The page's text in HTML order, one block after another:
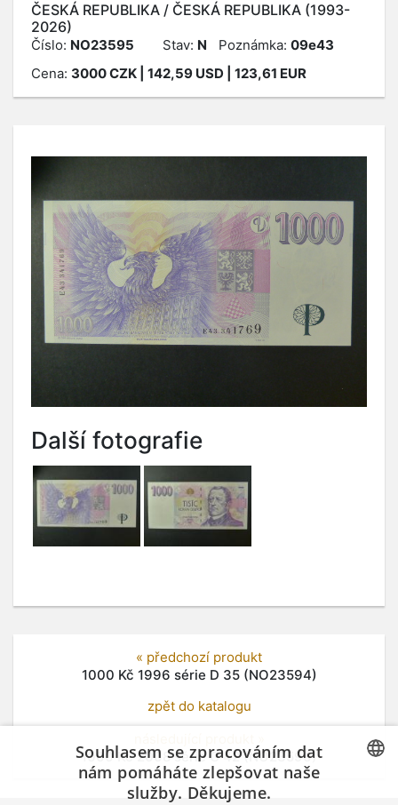
ČESKÁ REPUBLIKA / ČESKÁ REPUBLIKA (1993-
2026)
Číslo: NO23595 Stav: N Poznámka: 09e43
Cena: 3000CZK | 142,59 USD | 123,61 EUR
Další fotografie
« předchozí produkt
1000 Kč 1996 série D 35 (NO23594)
zpět do katalogu
1000 Kč 2008 série G 42 (NO23596)
Souhlasem se zpracováním dat
nám pomáháte zlepšovat naše
služby. Děkujeme.